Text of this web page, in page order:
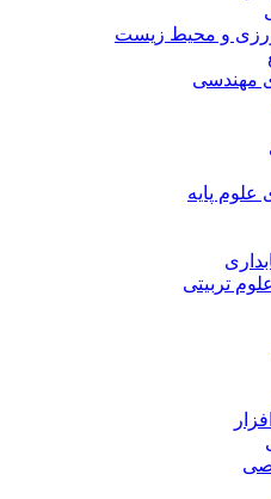
و محیط زیست
پایه